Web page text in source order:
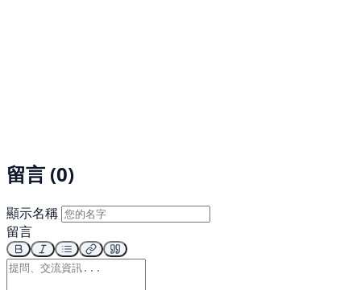
留言 (0)
顯示名稱
留言